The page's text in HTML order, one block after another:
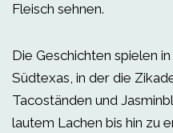
Fleisch sehnen.
Die Geschichten spielen
Südtexas, in der die
Tacoständen und
lautem Lachen bis hin zu